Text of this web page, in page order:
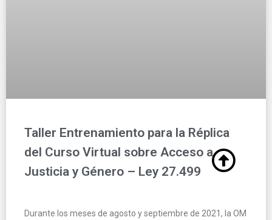
Taller Entrenamiento para la Réplica
del Curso Virtual sobre Acceso a
Justicia y Género – Ley 27.499
Durante los meses de agosto y septiembre de 2021, la OM